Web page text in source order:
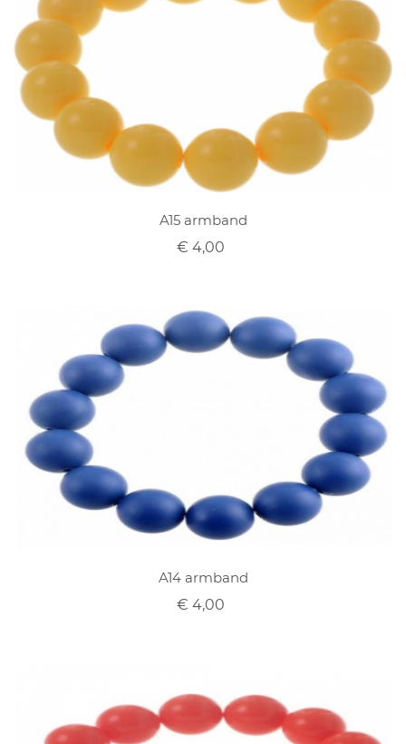
A15 armband
€ 4,00
A14 armband
€ 4,00